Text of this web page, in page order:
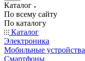
Каталог
По всему сайту
По каталогу
Каталог
Электроника
Мобильные устройства
Смартфоны